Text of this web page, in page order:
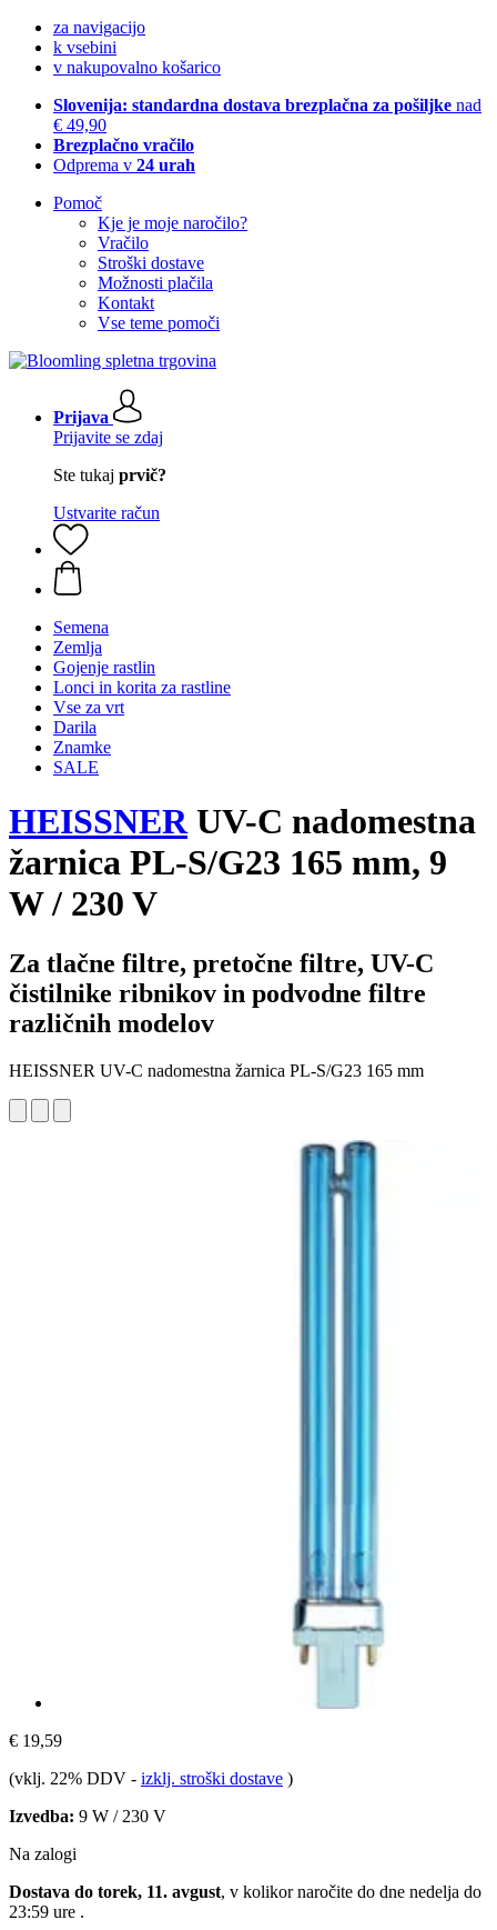
za navigacijo
k vsebini
v nakupovalno košarico
Slovenija: standardna dostava brezplačna za pošiljke nad
€ 49,90
Brezplačno vračilo
Odprema v 24 urah
Pomoč
Kje je moje naročilo?
Vračilo
Stroški dostave
Možnosti plačila
Kontakt
Vse teme pomoči
Prijava
Prijavite se zdaj
Ste tukaj prvič?
Ustvarite račun
Semena
Zemlja
Gojenje rastlin
Lonci in korita za rastline
Vse za vrt
Darila
Znamke
SALE
HEISSNERUV-C nadomestna
žarnica PL-S/G23 165 mm, 9
W / 230 V
Za tlačne filtre, pretočne filtre, UV-C
čistilnike ribnikov in podvodne filtre
različnih modelov
HEISSNER UV-C nadomestna žarnica PL-S/G23 165 mm
€ 19,59
(vklj. 22% DDV - izklj. stroški dostave )
Izvedba: 9 W / 230 V
Na zalogi
Dostava do torek, 11. avgust, v kolikor naročite do dne nedelja do
23:59 ure .